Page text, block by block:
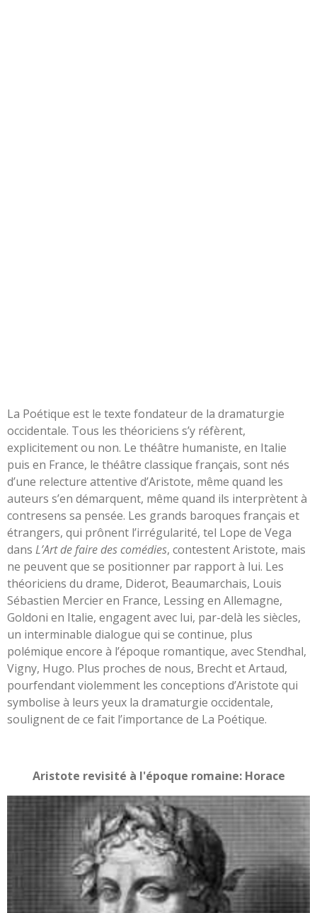
La Poétique est le texte fondateur de la dramaturgie
occidentale. Tous les théoriciens s’y réfèrent,
explicitement ou non. Le théâtre humaniste, en Italie
puis en France, le théâtre classique français, sont nés
d’une relecture attentive d’Aristote, même quand les
auteurs s’en démarquent, même quand ils interprètent à
contresens sa pensée. Les grands baroques français et
étrangers, qui prônent l’irrégularité, tel Lope de Vega
dans L’Art de faire des comédies, contestent Aristote, mais
ne peuvent que se positionner par rapport à lui. Les
théoriciens du drame, Diderot, Beaumarchais, Louis
Sébastien Mercier en France, Lessing en Allemagne,
Goldoni en Italie, engagent avec lui, par-delà les siècles,
un interminable dialogue qui se continue, plus
polémique encore à l’époque romantique, avec Stendhal,
Vigny, Hugo. Plus proches de nous, Brecht et Artaud,
pourfendant violemment les conceptions d’Aristote qui
symbolise à leurs yeux la dramaturgie occidentale,
soulignent de ce fait l’importance de La Poétique.
Aristote revisité à l'époque romaine: Horace